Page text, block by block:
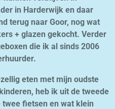
in Harderwijk en daar
terug naar Goor, nog wat
+ glazen gekocht. Verder
die ik al sinds 2006
eten met mijn oudste
heb ik uit de tweede
twee fietsen en wat klein